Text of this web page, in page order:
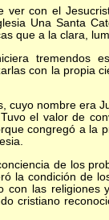
con el
Una Santa
que a la clara,
con la propia
nombre era
el valor de
congregó a la
de los
la condición de
con las
cristiano